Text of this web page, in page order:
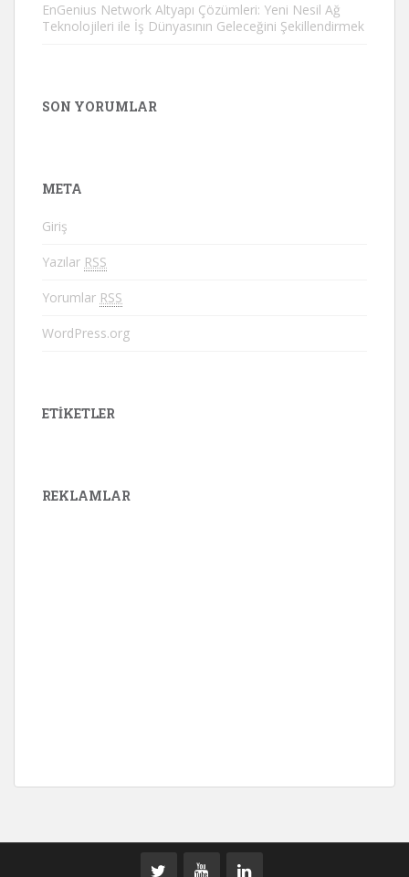
EnGenius Network Altyapı Çözümleri: Yeni Nesil Ağ
Teknolojileri ile İş Dünyasının Geleceğini Şekillendirmek
SON YORUMLAR
META
Giriş
Yazılar RSS
Yorumlar RSS
WordPress.org
ETIKETLER
REKLAMLAR